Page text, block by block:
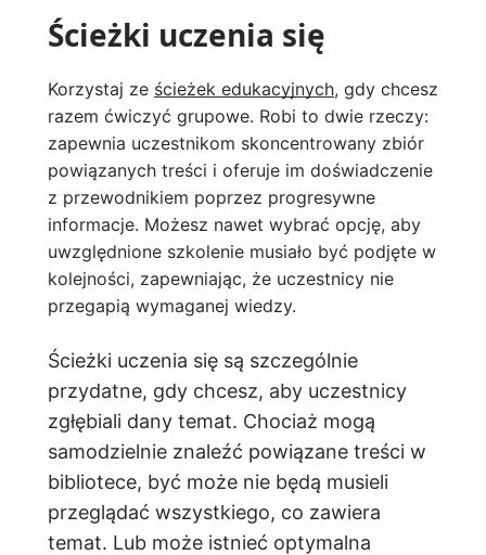
Ścieżki uczenia się
Korzystaj ze ścieżek edukacyjnych, gdy chcesz
razem ćwiczyć grupowe. Robi to dwie rzeczy:
zapewnia uczestnikom skoncentrowany zbiór
powiązanych treści i oferuje im doświadczenie
z przewodnikiem poprzez progresywne
informacje. Możesz nawet wybrać opcję, aby
uwzględnione szkolenie musiało być podjęte w
kolejności, zapewniając, że uczestnicy nie
przegapią wymaganej wiedzy.
Ścieżki uczenia się są szczególnie
przydatne, gdy chcesz, aby uczestnicy
zgłębiali dany temat. Chociaż mogą
samodzielnie znaleźć powiązane treści w
bibliotece, być może nie będą musieli
przeglądać wszystkiego, co zawiera
temat. Lub może istnieć optymalna